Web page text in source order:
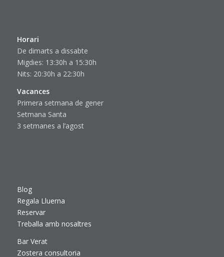
Horari
De dimarts a dissabte
Migdies: 13:30h a 15:30h
Nits: 20:30h a 22:30h
Vacances
Primera setmana de gener
Setmana Santa
3 setmanes a l’agost
Blog
Regala Lluerna
Reservar
Treballa amb nosaltres
Bar Verat
Zostera consultoria